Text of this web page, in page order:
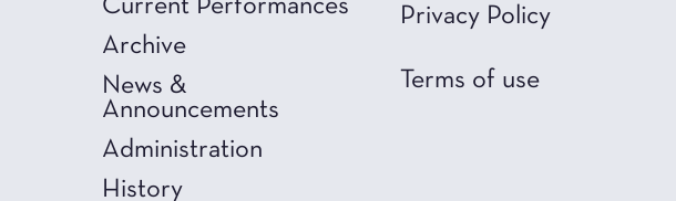
Current Performances
Archive
News &
Announcements
Administration
History
Privacy Policy
Terms of use